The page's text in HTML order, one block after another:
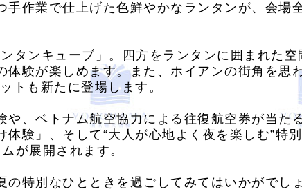
作業で仕上げた色鮮やかなランタンが、会場
タンキューブ」。四方をランタンに囲まれた空
験が楽しめます。また、ホイアンの街角を思
トも新たに登場します。
、ベトナム航空協力による往復航空券が当た
験」、そして“大人が心地よく夜を楽しむ”特
が展開されます。
特別なひとときを過ごしてみてはいかがでしょ